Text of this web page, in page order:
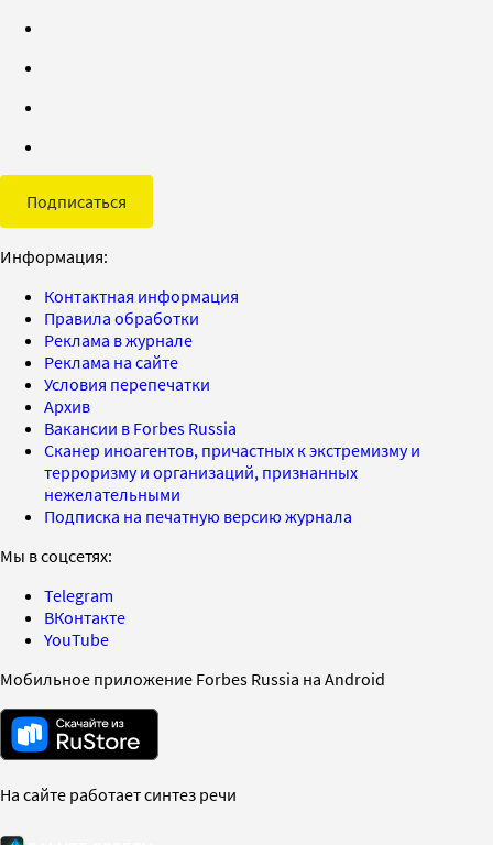
Подписаться
Информация:
Контактная информация
Правила обработки
Реклама в журнале
Реклама на сайте
Условия перепечатки
Архив
Вакансии в Forbes Russia
Сканер иноагентов, причастных к экстремизму и
терроризму и организаций, признанных
нежелательными
Подписка на печатную версию журнала
Мы в соцсетях:
Telegram
ВКонтакте
YouTube
Мобильное приложение Forbes Russia на Android
На сайте работает синтез речи